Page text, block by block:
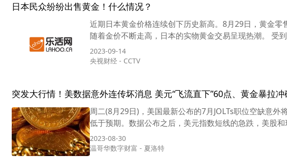
日本民众纷纷出售黄金！什么情况？
近期日本黄金价格连续创下历史新高。8月29日，黄金零
随着金价不断走高，日本的实物黄金交易呈现热潮。 受
2023-09-14
央视财经 - CCTV
突发大行情！美数据意外连传坏消息 美元“飞流直下”60点、黄金暴拉
周二(8月29日)，美国最新公布的7月JOLTs职位空缺意
低于预期。数据公布之后，美元指数短线的急跌，美股
2023-08-30
温哥华数字财富 - 夏洛特